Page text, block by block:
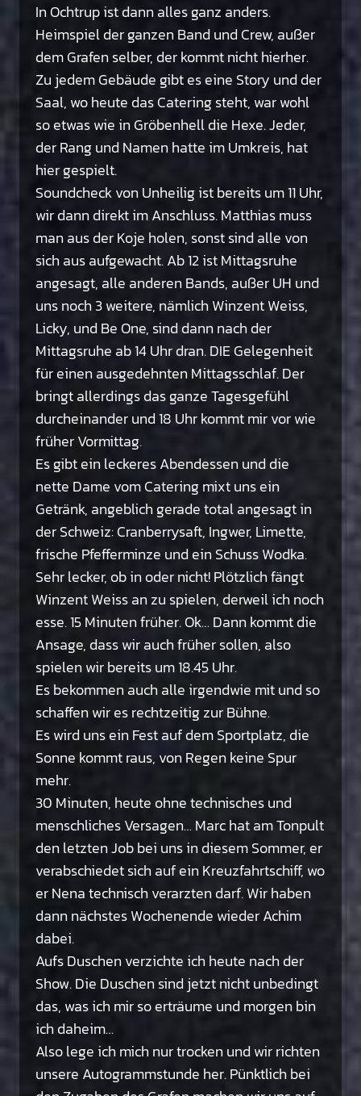
In Ochtrup ist dann alles ganz anders.
Heimspiel der ganzen Band und Crew, außer
dem Grafen selber, der kommt nicht hierher.
Zu jedem Gebäude gibt es eine Story und der
Saal, wo heute das Catering steht, war wohl
so etwas wie in Gröbenhell die Hexe. Jeder,
der Rang und Namen hatte im Umkreis, hat
hier gespielt.
Soundcheck von Unheilig ist bereits um 11 Uhr,
wir dann direkt im Anschluss. Matthias muss
man aus der Koje holen, sonst sind alle von
sich aus aufgewacht. Ab 12 ist Mittagsruhe
angesagt, alle anderen Bands, außer UH und
uns noch 3 weitere, nämlich Winzent Weiss,
Licky, und Be One, sind dann nach der
Mittagsruhe ab 14 Uhr dran. DIE Gelegenheit
für einen ausgedehnten Mittagsschlaf. Der
bringt allerdings das ganze Tagesgefühl
durcheinander und 18 Uhr kommt mir vor wie
früher Vormittag.
Es gibt ein leckeres Abendessen und die
nette Dame vom Catering mixt uns ein
Getränk, angeblich gerade total angesagt in
der Schweiz: Cranberrysaft, Ingwer, Limette,
frische Pfefferminze und ein Schuss Wodka.
Sehr lecker, ob in oder nicht! Plötzlich fängt
Winzent Weiss an zu spielen, derweil ich noch
esse. 15 Minuten früher. Ok… Dann kommt die
Ansage, dass wir auch früher sollen, also
spielen wir bereits um 18.45 Uhr.
Es bekommen auch alle irgendwie mit und so
schaffen wir es rechtzeitig zur Bühne.
Es wird uns ein Fest auf dem Sportplatz, die
Sonne kommt raus, von Regen keine Spur
mehr.
30 Minuten, heute ohne technisches und
menschliches Versagen… Marc hat am Tonpult
den letzten Job bei uns in diesem Sommer, er
verabschiedet sich auf ein Kreuzfahrtschiff, wo
er Nena technisch verarzten darf. Wir haben
dann nächstes Wochenende wieder Achim
dabei.
Aufs Duschen verzichte ich heute nach der
Show. Die Duschen sind jetzt nicht unbedingt
das, was ich mir so erträume und morgen bin
ich daheim…
Also lege ich mich nur trocken und wir richten
unsere Autogrammstunde her. Pünktlich bei